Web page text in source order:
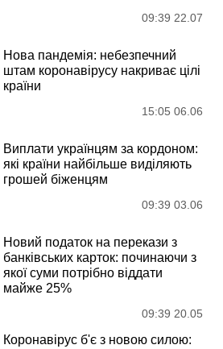
09:39 22.07
Нова пандемія: небезпечний
штам коронавірусу накриває цілі
країни
15:05 06.06
Виплати українцям за кордоном:
які країни найбільше виділяють
грошей біженцям
09:39 03.06
Новий податок на перекази з
банківських карток: починаючи з
якої суми потрібно віддати
майже 25%
09:39 20.05
Коронавірус б'є з новою силою: